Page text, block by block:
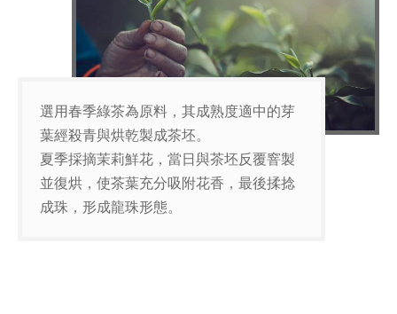
選用春季綠茶為原料，其成熟度適中的芽
葉經殺青與烘乾製成茶坯。
夏季採摘茉莉鮮花，當日與茶坯反覆窨製
並復烘，使茶葉充分吸附花香，最後揉捻
成珠，形成龍珠形態。